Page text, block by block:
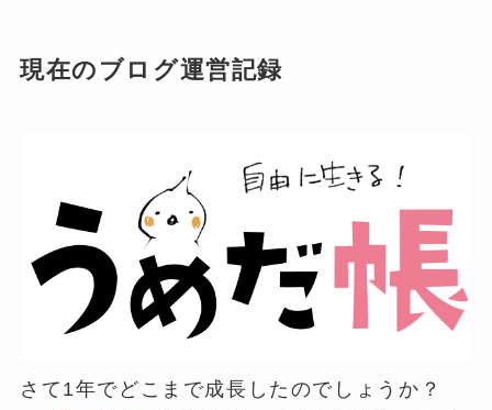
現在のブログ運営記録
さて1年でどこまで成長したのでしょうか？